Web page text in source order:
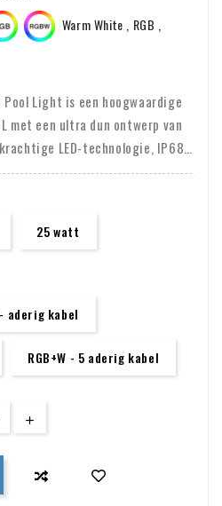
Warm White , RGB ,
Pool Light is een hoogwaardige
met een ultra dun ontwerp van
LED-technologie, IP68-
opbouwmontage is deze lamp
bestaande zwembaden.
RGB en RGBW uitvoeringen
5-aderige systemen. Ideaal voor
25 watt
- aderig kabel
RGB+W - 5 aderig kabel